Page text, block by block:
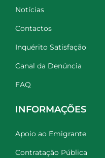
Notícias
Contactos
Inquérito Satisfação
Canal da Denúncia
FAQ
INFORMAÇÕES
Apoio ao Emigrante
Contratação Pública